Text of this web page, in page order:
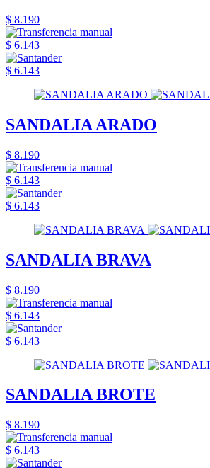
$ 8.190
$ 6.143
$ 6.143
SANDALIA ARADO
$ 8.190
$ 6.143
$ 6.143
SANDALIA BRAVA
$ 8.190
$ 6.143
$ 6.143
SANDALIA BROTE
$ 8.190
$ 6.143